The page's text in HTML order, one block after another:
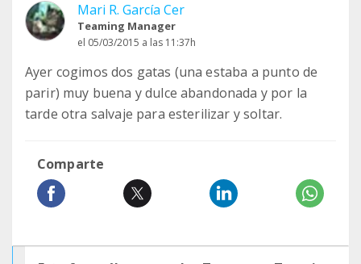
Mari R. García Cer
Teaming Manager
el 05/03/2015 a las 11:37h
Ayer cogimos dos gatas (una estaba a punto de
parir) muy buena y dulce abandonada y por la
tarde otra salvaje para esterilizar y soltar.
Comparte